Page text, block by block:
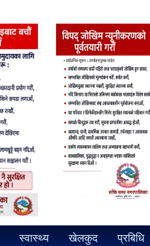
स्वास्थ्य खेलकुद प्रबिधि